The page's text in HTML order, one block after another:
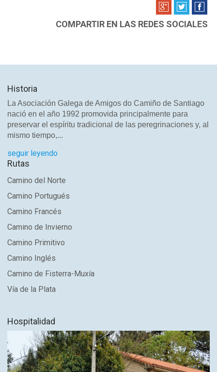
COMPARTIR EN LAS REDES SOCIALES
Historia
La Asociación Galega de Amigos do Camiño de Santiago
nació en el año 1992 promovida principalmente para
preservar el espíritu tradicional de las peregrinaciones y, al
mismo tiempo,...
seguir leyendo
Rutas
Camino del Norte
Camino Portugués
Camino Francés
Camino de Invierno
Camino Primitivo
Camino Inglés
Camino de Fisterra-Muxía
Vía de la Plata
Hospitalidad